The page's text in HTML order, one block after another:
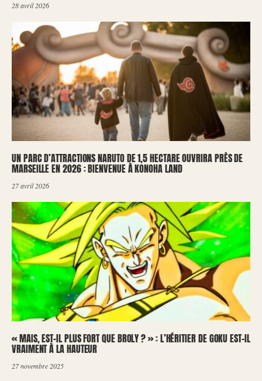
28 avril 2026
UN PARC D’ATTRACTIONS NARUTO DE 1,5 HECTARE OUVRIRA PRÈS DE
MARSEILLE EN 2026 : BIENVENUE À KONOHA LAND
27 avril 2026
« MAIS, EST-IL PLUS FORT QUE BROLY ? » : L’HÉRITIER DE GOKU EST-IL
VRAIMENT À LA HAUTEUR
27 novembre 2025